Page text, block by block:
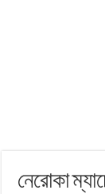
নেরোকা